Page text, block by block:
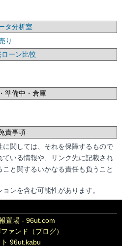
タ分析室
り
ーン比較
準備中・倉庫
責事項
関しては、それを保障するもので
いる情報や、リンク先に記載され
と関するいかなる責任も負うこと
ンを含む可能性があります。
置場 - 96ut.com
ァンド（ブログ）
96ut.kabu